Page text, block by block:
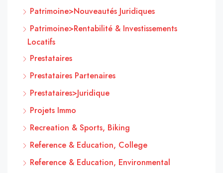
Patrimoine>Nouveautés Juridiques
Patrimoine>Rentabilité & Investissements
Locatifs
Prestataires
Prestataires Partenaires
Prestataires>Juridique
Projets Immo
Recreation & Sports, Biking
Reference & Education, College
Reference & Education, Environmental